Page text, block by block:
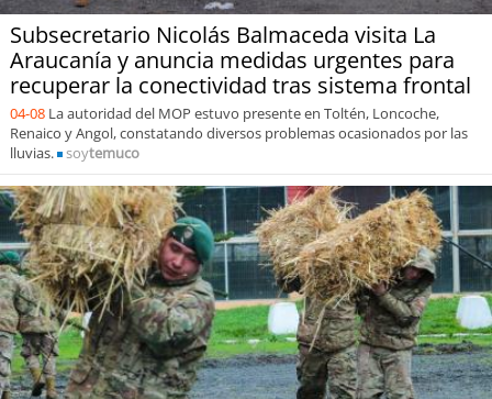
Subsecretario Nicolás Balmaceda visita La
Araucanía y anuncia medidas urgentes para
recuperar la conectividad tras sistema frontal
04-08 La autoridad del MOP estuvo presente en Toltén, Loncoche,
Renaico y Angol, constatando diversos problemas ocasionados por las
lluvias.
soytemuco